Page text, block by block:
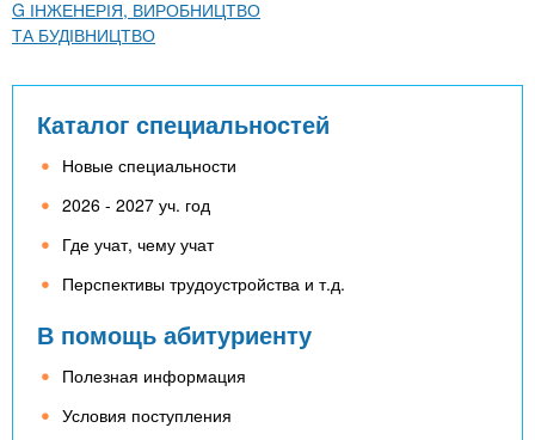
G ІНЖЕНЕРІЯ, ВИРОБНИЦТВО
ТА БУДІВНИЦТВО
Каталог специальностей
Новые специальности
2026 - 2027 уч. год
Где учат, чему учат
Перспективы трудоустройства и т.д.
В помощь абитуриенту
Полезная информация
Условия поступления